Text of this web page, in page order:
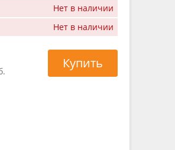
Нет в наличии
Нет в наличии
Купить